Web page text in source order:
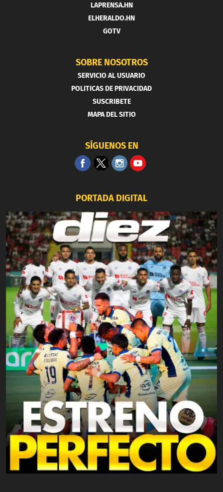
LAPRENSA.HN
ELHERALDO.HN
GOTV
SOBRE NOSOTROS
SERVICIO AL USUARIO
POLITICAS DE PRIVACIDAD
SUSCRIBETE
MAPA DEL SITIO
SÍGUENOS EN
PORTADA DIGITAL